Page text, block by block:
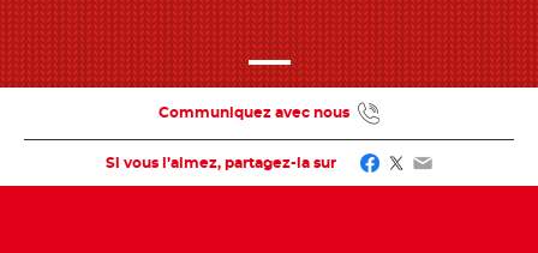
Si vous l’aimez, partagez-la sur Facebook
Twitter
Email
Communiquez avec nous